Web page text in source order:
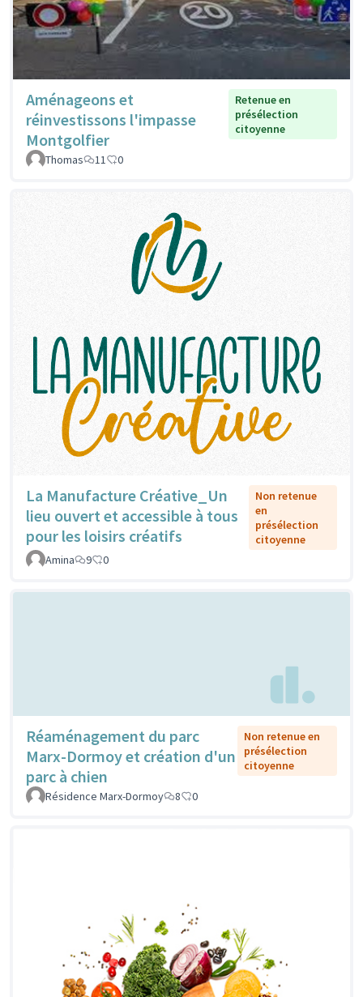
Aménageons et
réinvestissons l'impasse
Montgolfier
Retenue en
présélection
citoyenne
Thomas 11 0
La Manufacture Créative_Un
lieu ouvert et accessible à tous
pour les loisirs créatifs
Non retenue
en
présélection
citoyenne
Amina
9 0
Réaménagement du parc
Marx-Dormoy et création d'un
parc à chien
Non retenue en
présélection
citoyenne
Résidence Marx-Dormoy 8 0